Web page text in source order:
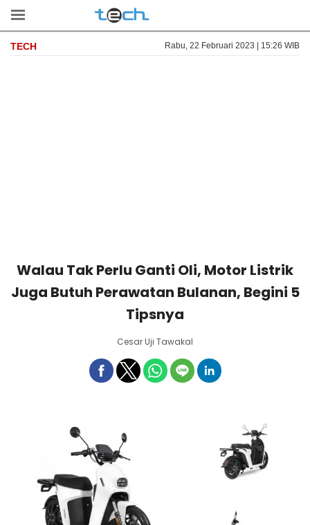
TECH Rabu, 22 Februari 2023 | 15:26 WIB
Walau Tak Perlu Ganti Oli, Motor Listrik
Juga Butuh Perawatan Bulanan, Begini 5
Tipsnya
Cesar Uji Tawakal